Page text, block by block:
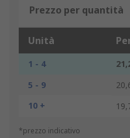
Prezzo per quantità
Unità
1 - 4
5 - 9
10 +
*prezzo indicativo